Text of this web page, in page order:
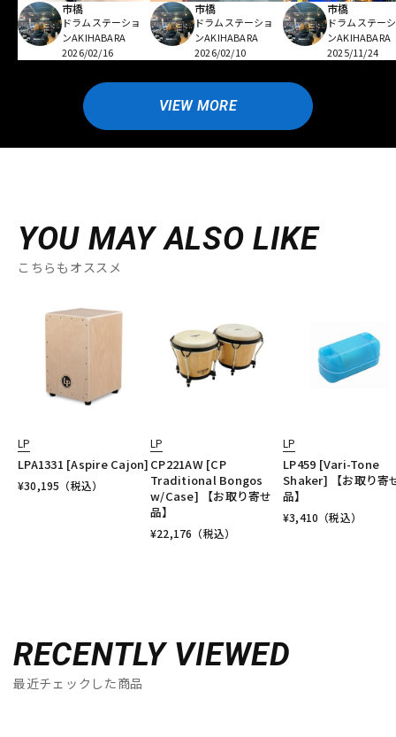
市橋
ドラムステーショ
ンAKIHABARA
2026/02/16
市橋
ドラムステーショ
ンAKIHABARA
2026/02/10
市橋
ドラムステー
ンAKIHABARA
2025/11/24
VIEW MORE
YOU MAY ALSO LIKE
こちらもオススメ
LP
LPA1331 [Aspire Cajon]
¥30,195 （税込）
LP
CP221AW [CP
Traditional Bongos
w/Case] 【お取り寄せ
品】
¥22,176 （税込）
LP
LP459 [Vari-Tone
Shaker] 【お取り寄
品】
¥3,410 （税込）
RECENTLY VIEWED
最近チェックした商品